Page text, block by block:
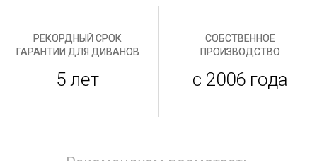
РЕКОРДНЫЙ СРОК
ГАРАНТИИ ДЛЯ ДИВАНОВ
5 лет
СОБСТВЕННОЕ
ПРОИЗВОДСТВО
с 2006 года